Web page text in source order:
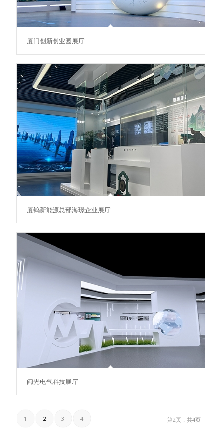
厦门创新创业园展厅
厦钨新能源总部海璟企业展厅
闽光电气科技展厅
第2页，共4页
1 2 3 4